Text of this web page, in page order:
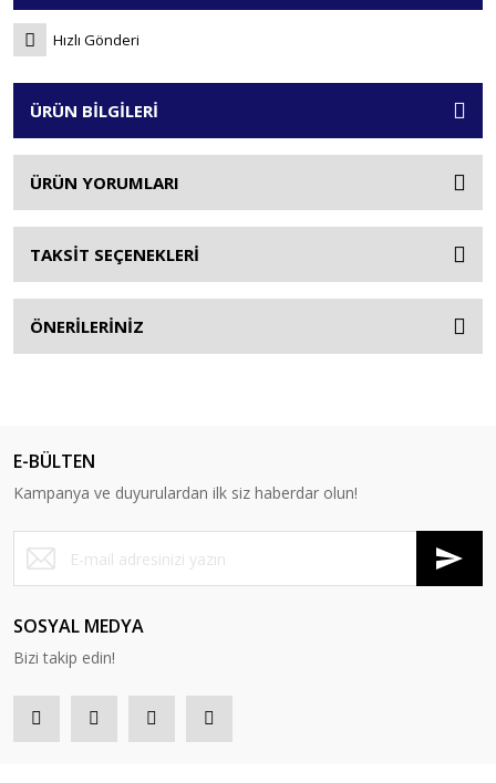
Hızlı Gönderi
ÜRÜN BİLGİLERİ
ÜRÜN YORUMLARI
TAKSİT SEÇENEKLERİ
ÖNERİLERİNİZ
E-BÜLTEN
Kampanya ve duyurulardan ilk siz haberdar olun!
SOSYAL MEDYA
Bizi takip edin!